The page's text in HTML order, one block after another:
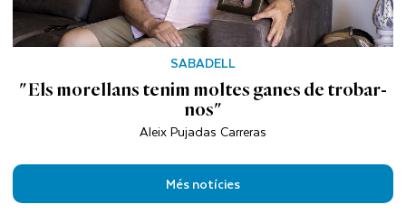
SABADELL
"Els morellans tenim moltes ganes de trobar-
nos"
Aleix Pujadas Carreras
Més notícies